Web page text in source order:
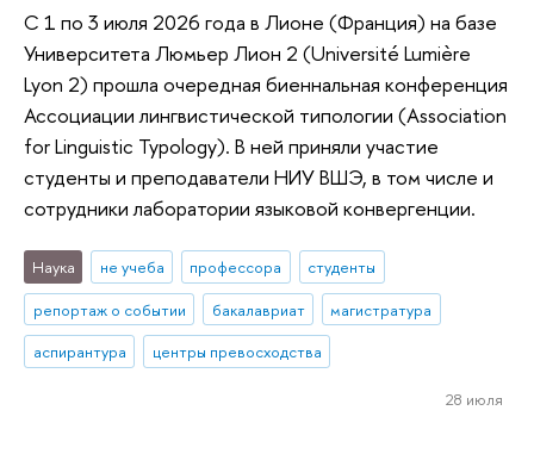
С 1 по 3 июля 2026 года в Лионе (Франция) на базе
Университета Люмьер Лион 2 (Université Lumière
Lyon 2) прошла очередная биеннальная конференция
Ассоциации лингвистической типологии (Association
for Linguistic Typology). В ней приняли участие
студенты и преподаватели НИУ ВШЭ, в том числе и
сотрудники лаборатории языковой конвергенции.
Наука не учеба профессора
студенты
репортаж о событии
бакалавриат
магистратура
аспирантура
центры превосходства
28 июля